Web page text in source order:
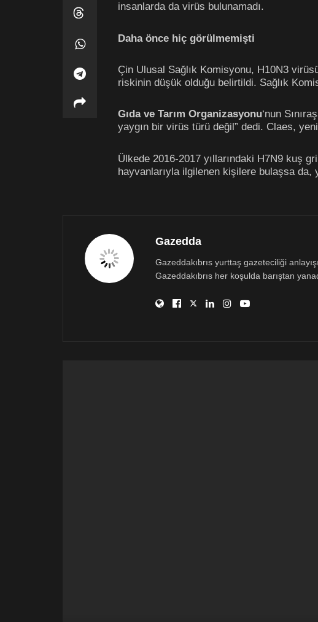
insanlarda da virüs bulunamadı.
Daha önce hiç görülmemişti
Çin Ulusal Sağlık Komisyonu, H10N3
riskinin düşük olduğu belirtildi. Sağlık
Gıda ve Tarım Organizasyonu‘nun
yaygın bir virüs türü değil” dedi. Claes,
Ülkede 2016-2017 yıllarındaki H7N9 kuş
hayvanlarıyla ilgilenen kişilere bulaşsa da,
Gazedda
Gazeddakıbrıs yurttaş gazeteciliği
Gazeddakıbrıs her koşulda barıştan